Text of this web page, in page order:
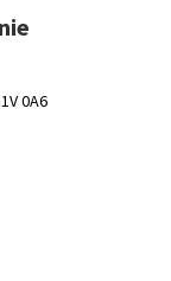
0A6